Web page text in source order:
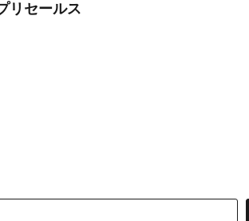
リセールス